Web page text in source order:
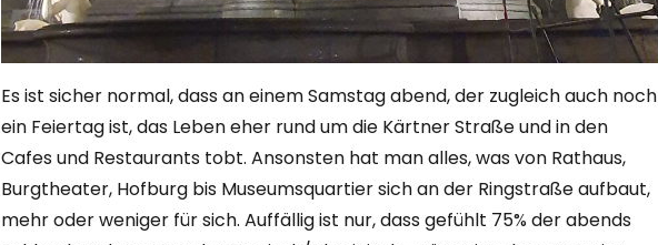
Es ist sicher normal, dass an einem Samstag abend, der zugleich auch noch
ein Feiertag ist, das Leben eher rund um die Kärtner Straße und in den
Cafes und Restaurants tobt. Ansonsten hat man alles, was von Rathaus,
Burgtheater, Hofburg bis Museumsquartier sich an der Ringstraße aufbaut,
mehr oder weniger für sich. Auffällig ist nur, dass gefühlt 75% der abends